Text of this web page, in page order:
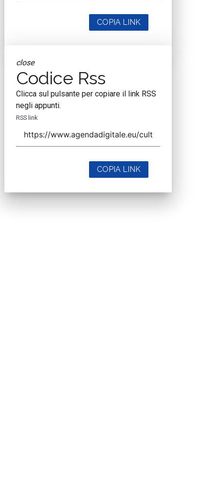
COPIA LINK
close
Codice Rss
Clicca sul pulsante per copiare il link RSS
negli appunti.
RSS link
COPIA LINK